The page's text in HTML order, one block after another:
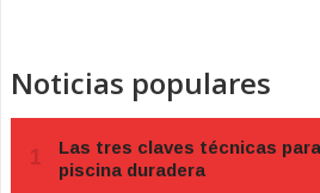
Noticias populares